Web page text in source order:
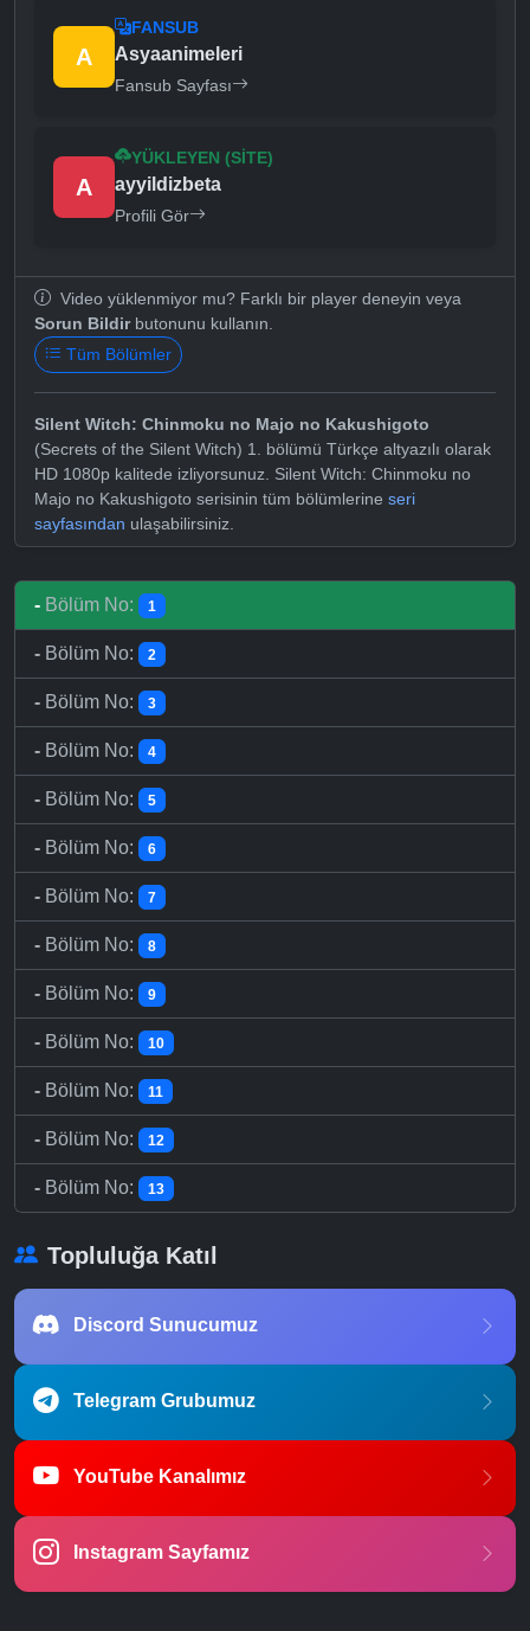
A
FANSUB
Asyaanimeleri
Fansub Sayfası
A
YÜKLEYEN (SITE)
ayyildizbeta
Profili Gör
Video yüklenmiyor mu? Farklı bir player deneyin veya
Sorun Bildirbutonunu kullanın.
Tüm Bölümler
Silent Witch: Chinmoku no Majo no Kakushigoto
(Secrets of the Silent Witch) 1. bölümü Türkçe altyazılı olarak
HD 1080p kalitede izliyorsunuz. Silent Witch: Chinmoku no
Majo no Kakushigoto serisinin tüm bölümlerine seri
sayfasından ulaşabilirsiniz.
- Bölüm No: 1
- Bölüm No: 2
- Bölüm No: 3
- Bölüm No: 4
- Bölüm No: 5
- Bölüm No: 6
- Bölüm No: 7
- Bölüm No: 8
- Bölüm No: 9
- Bölüm No: 10
- Bölüm No: 11
- Bölüm No: 12
- Bölüm No: 13
Topluluğa Katıl
Discord Sunucumuz
Telegram Grubumuz
YouTube Kanalımız
Instagram Sayfamız